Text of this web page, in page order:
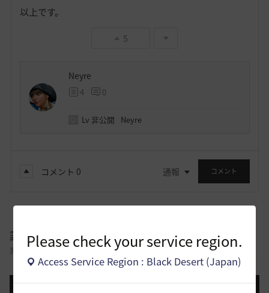
Please check your service region.
Access Service Region : Black Desert (Japan)
以上です。
5
Neyre
4 0
Lv 非公開 Neyre
コメント 0 通報 コメント
議論掲示板
黒い砂漠コンテンツについて意見を交わすことができる議論掲示板です。
投稿する